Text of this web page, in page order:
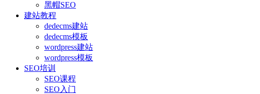
黑帽SEO
建站教程
dedecms建站
dedecms模板
wordpress建站
wordpress模板
SEO培训
SEO课程
SEO入门